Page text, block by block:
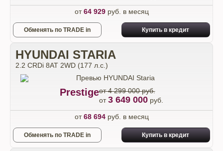
от64 929руб. в месяц
Обменять по TRADE in Купить в кредит
HYUNDAI STARIA
2.2 CRDi 8AT 2WD (177 л.с.)
Prestigeот 4 299 000 руб.
от3 649 000руб.
от68 694руб. в месяц
Обменять по TRADE in Купить в кредит